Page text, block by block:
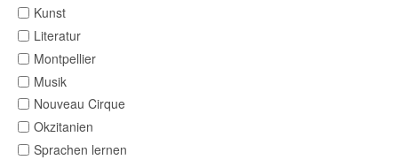
Kunst
Literatur
Montpellier
Musik
Nouveau Cirque
Okzitanien
Sprachen lernen